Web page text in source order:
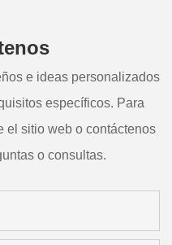
e ideas personalizados
específicos. Para
el sitio web o contáctenos
o consultas.